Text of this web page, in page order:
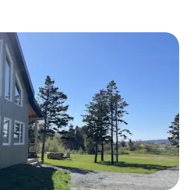
Wybór gości